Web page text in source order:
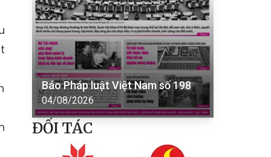
Báo Pháp luật Việt Nam số 198
04/08/2026
ĐỐI TÁC